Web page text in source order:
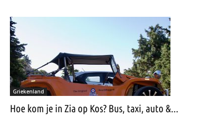
Griekenland
Hoe kom je in Zia op Kos? Bus, taxi, auto &...